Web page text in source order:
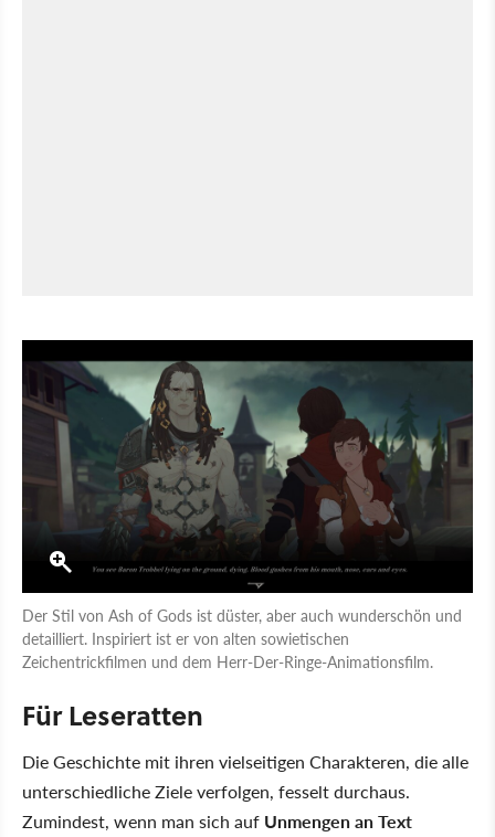
Der Stil von Ash of Gods ist düster, aber auch wunderschön und
detailliert. Inspiriert ist er von alten sowietischen
Zeichentrickfilmen und dem Herr-Der-Ringe-Animationsfilm.
Für Leseratten
Die Geschichte mit ihren vielseitigen Charakteren, die alle
unterschiedliche Ziele verfolgen, fesselt durchaus.
Zumindest, wenn man sich auf Unmengen an Text